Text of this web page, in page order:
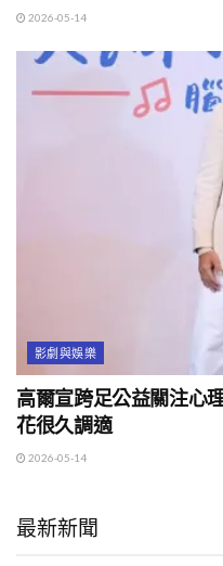
2026-05-14
影劇與娛樂
高爾宣跨足公益關注心
花很久調適
2026-05-14
最新新聞